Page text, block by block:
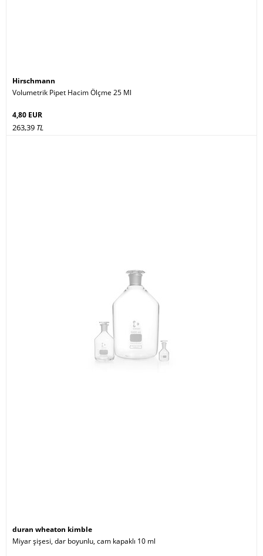
Hirschmann
Volumetrik Pipet Hacim Ölçme 25 Ml
4,80 EUR
263,39 TL
duran wheaton kimble
Miyar şişesi, dar boyunlu, cam kapaklı 10 ml